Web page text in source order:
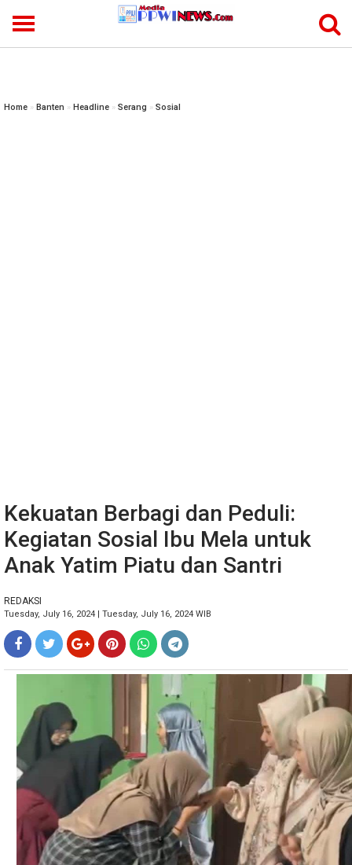
Home » Banten » Headline » Serang » Sosial
Kekuatan Berbagi dan Peduli:
Kegiatan Sosial Ibu Mela untuk
Anak Yatim Piatu dan Santri
REDAKSI
Tuesday, July 16, 2024 | Tuesday, July 16, 2024 WIB